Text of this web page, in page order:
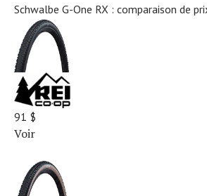
Schwalbe G-One RX : comparaison de
91 $
Voir